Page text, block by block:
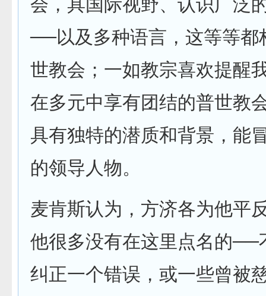
会，具国际视野、认识广泛
──以及多种语言，这等等都
世教会；一如教宗喜欢提醒
在多元中享有团结的普世教
具有独特的潜质和背景，能
的领导人物。
麦肯斯认为，方济各为他平
他很多没有在这里点名的──
纠正一个错误，或一些曾被